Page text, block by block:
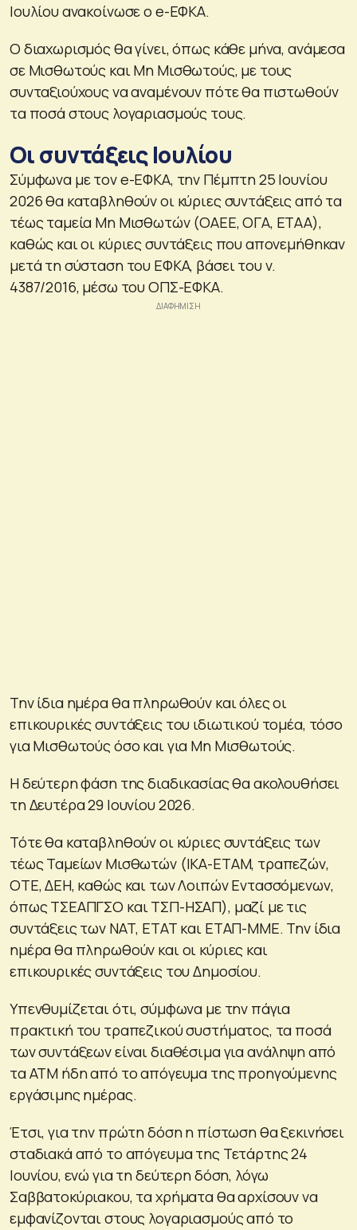
Ιουλίου ανακοίνωσε ο e-ΕΦΚΑ.
Ο διαχωρισμός θα γίνει, όπως κάθε μήνα, ανάμεσα
σε Μισθωτούς και Μη Μισθωτούς, με τους
συνταξιούχους να αναμένουν πότε θα πιστωθούν
τα ποσά στους λογαριασμούς τους.
Οι συντάξεις Ιουλίου
Σύμφωνα με τον e-ΕΦΚΑ, την Πέμπτη 25 Ιουνίου
2026 θα καταβληθούν οι κύριες συντάξεις από τα
τέως ταμεία Μη Μισθωτών (ΟΑΕΕ, ΟΓΑ, ΕΤΑΑ),
καθώς και οι κύριες συντάξεις που απονεμήθηκαν
μετά τη σύσταση του ΕΦΚΑ, βάσει του ν.
4387/2016, μέσω του ΟΠΣ-ΕΦΚΑ.
Την ίδια ημέρα θα πληρωθούν και όλες οι
επικουρικές συντάξεις του ιδιωτικού τομέα, τόσο
για Μισθωτούς όσο και για Μη Μισθωτούς.
Η δεύτερη φάση της διαδικασίας θα ακολουθήσει
τη Δευτέρα 29 Ιουνίου 2026.
Τότε θα καταβληθούν οι κύριες συντάξεις των
τέως Ταμείων Μισθωτών (ΙΚΑ-ΕΤΑΜ, τραπεζών,
ΟΤΕ, ΔΕΗ, καθώς και των Λοιπών Εντασσόμενων,
όπως ΤΣΕΑΠΓΣΟ και ΤΣΠ-ΗΣΑΠ), μαζί με τις
συντάξεις των ΝΑΤ, ΕΤΑΤ και ΕΤΑΠ-ΜΜΕ. Την ίδια
ημέρα θα πληρωθούν και οι κύριες και
επικουρικές συντάξεις του Δημοσίου.
Υπενθυμίζεται ότι, σύμφωνα με την πάγια
πρακτική του τραπεζικού συστήματος, τα ποσά
των συντάξεων είναι διαθέσιμα για ανάληψη από
τα ΑΤΜ ήδη από το απόγευμα της προηγούμενης
εργάσιμης ημέρας.
Έτσι, για την πρώτη δόση η πίστωση θα ξεκινήσει
σταδιακά από το απόγευμα της Τετάρτης 24
Ιουνίου, ενώ για τη δεύτερη δόση, λόγω
Σαββατοκύριακου, τα χρήματα θα αρχίσουν να
εμφανίζονται στους λογαριασμούς από το